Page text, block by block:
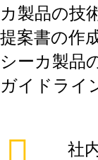
カ製品の技
提案書の作
シーカ製品
ガイドライ
社